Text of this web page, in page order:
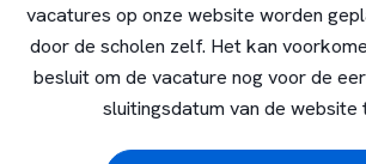
vacatures op onze website worden
door de scholen zelf. Het kan
besluit om de vacature nog voor de
sluitingsdatum van de website